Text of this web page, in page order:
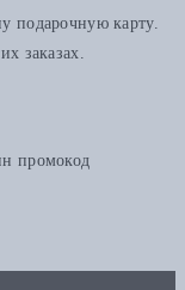
подарочную карту.
заказах.
промокод